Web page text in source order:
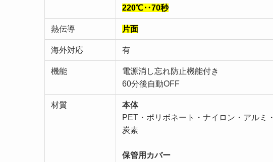
220℃‥70秒
熱伝導 片面
海外対応 有
機能
電源消し忘れ防止機能付き
60分後自動OFF
材質
本体
PET・ポリボネート・ナイロン・アルミ・
炭素
保管用カバー